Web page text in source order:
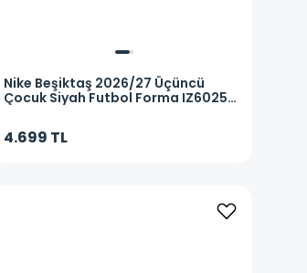
Nike Beşiktaş 2026/27 Üçüncü
Çocuk Siyah Futbol Forma IZ6025-
4.699 TL